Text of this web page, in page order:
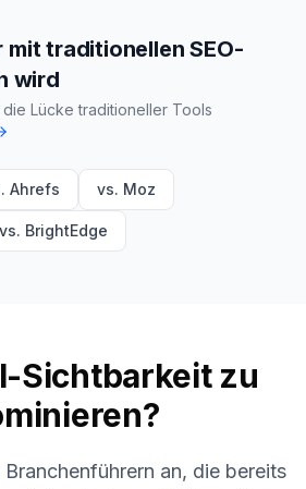
mit traditionellen SEO-
wird
Lücke traditioneller Tools
Ahrefs vs. Moz
vs. BrightEdge
Sichtbarkeit zu
an, die bereits